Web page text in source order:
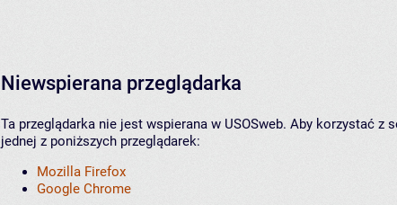
Niewspierana przeglądarka
Ta przeglądarka nie jest wspierana w USOSweb. Aby korzystać z
jednej z poniższych przeglądarek:
Mozilla Firefox
Google Chrome